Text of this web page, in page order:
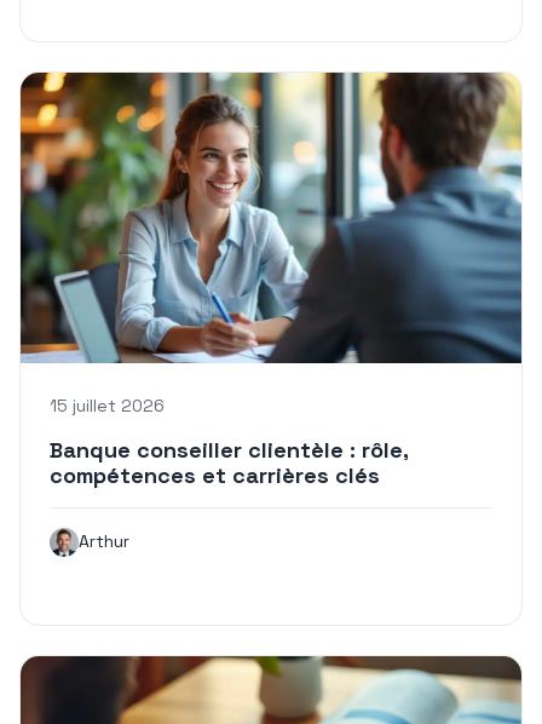
15 juillet 2026
Banque conseiller clientèle : rôle,
compétences et carrières clés
Arthur